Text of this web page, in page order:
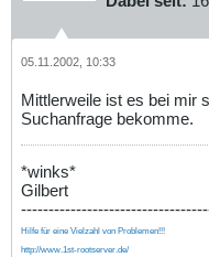
05.11.2002, 10:33
Mittlerweile ist es bei mir
Suchanfrage bekomme.
*winks*
Gilbert
Hilfe für eine Vielzahl von Problemen!!!
http://www.1st-rootserver.de/